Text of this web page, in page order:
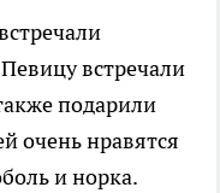
встречали
подарили
очень нравятся
и норка.